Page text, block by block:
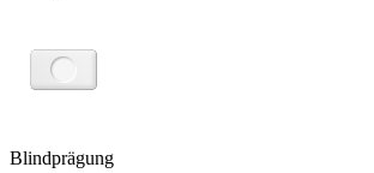
Blindprägung